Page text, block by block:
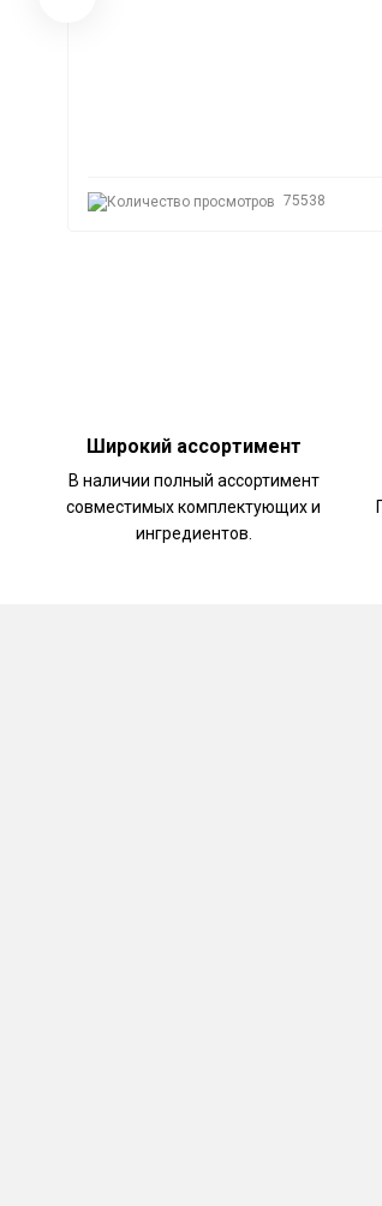
75538
Широкий ассортимент
В наличии полный ассортимент
совместимых комплектующих и
ингредиентов.